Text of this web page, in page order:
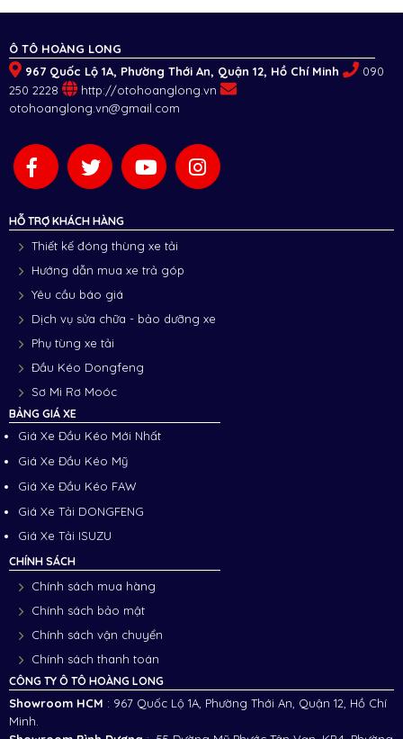
Ô TÔ HOÀNG LONG
967 Quốc Lộ 1A, Phường Thới An, Quận 12, Hồ Chí Minh
090
250 2228
http://otohoanglong.vn
otohoanglong.vn@gmail.com
HỖ TRỢ KHÁCH HÀNG
Thiết kế đóng thùng xe tải
Hướng dẫn mua xe trả góp
Yêu cầu báo giá
Dịch vụ sửa chữa - bảo dưỡng xe
Phụ tùng xe tải
Đầu Kéo Dongfeng
Sơ Mi Rơ Moóc
BẢNG GIÁ XE
Giá Xe Đầu Kéo Mới Nhất
Giá Xe Đầu Kéo Mỹ
Giá Xe Đầu Kéo FAW
Giá Xe Tải DONGFENG
Giá Xe Tải ISUZU
CHÍNH SÁCH
Chính sách mua hàng
Chính sách bảo mật
Chính sách vận chuyển
Chính sách thanh toán
CÔNG TY Ô TÔ HOÀNG LONG
Showroom HCM : 967 Quốc Lộ 1A, Phường Thới An, Quận 12, Hồ Chí
Minh.